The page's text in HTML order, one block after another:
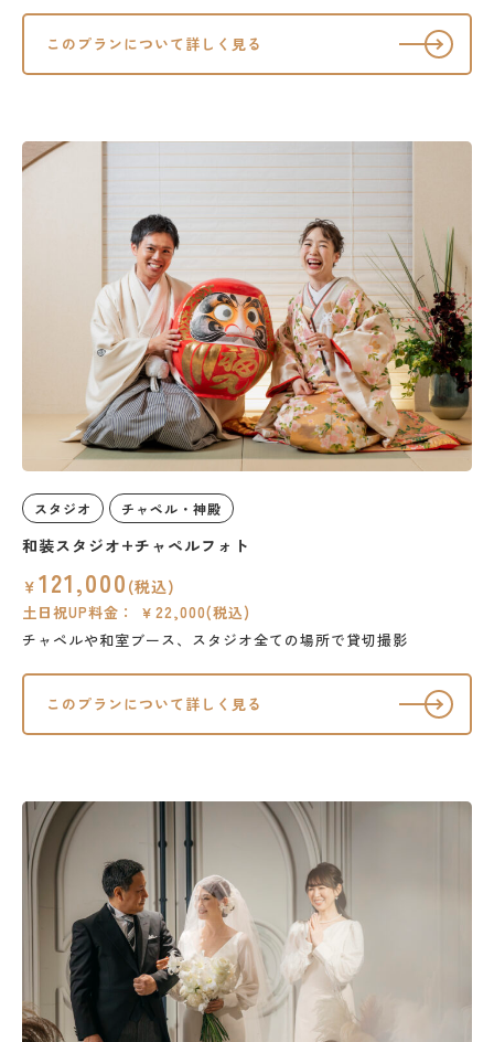
このプランについて詳しく見る
スタジオ チャペル・神殿
和装スタジオ+チャペルフォト
￥ 121,000 (税込)
土日祝UP料金： ￥22,000(税込)
チャペルや和室ブース、スタジオ全ての場所で貸切撮影
このプランについて詳しく見る